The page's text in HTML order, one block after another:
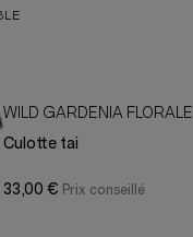
WILD GARDENIA FLORALE
Culotte tai
33,00 €